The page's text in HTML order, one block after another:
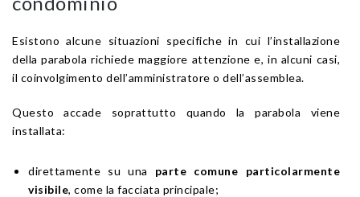
Esistono alcune situazioni specifiche in cui l’installazione
della parabola richiede maggiore attenzione e, in alcuni casi,
il coinvolgimento dell’amministratore o dell’assemblea.
Questo accade soprattutto quando la parabola viene
installata:
direttamente su una parte comune particolarmente
visibile, come la facciata principale;